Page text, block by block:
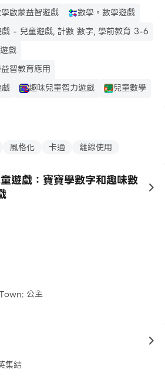
啟蒙益智遊戲
數學。數學遊戲
戲 - 兒童遊戲, 計數 數字, 學前教育 3-6
戲
智教育應用
趣味兒童智力遊戲 兒童數學
風格化 卡通 離線使用
遊戲：寶寶學數字和趣味數
to
公主
to
集結